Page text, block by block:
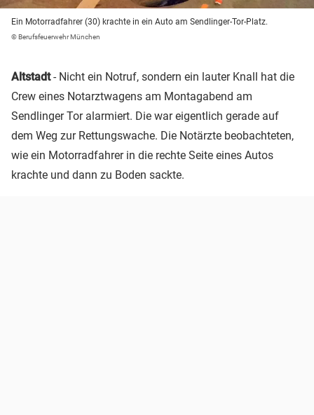
Ein Motorradfahrer (30) krachte in ein Auto am Sendlinger-Tor-Platz.
© Berufsfeuerwehr München
Altstadt- Nicht ein Notruf, sondern ein lauter Knall hat die
Crew eines Notarztwagens am Montagabend am
Sendlinger Tor alarmiert. Die war eigentlich gerade auf
dem Weg zur Rettungswache. Die Notärzte beobachteten,
wie ein Motorradfahrer in die rechte Seite eines Autos
krachte und dann zu Boden sackte.